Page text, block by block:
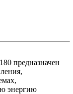
предназначен
энергию